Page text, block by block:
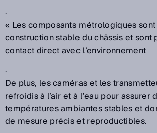
.
« Les composants métrologiques
construction stable du châssis et sont
contact direct avec l’environnement
.
De plus, les caméras et les
refroidis à l’air et à l’eau pour assurer
températures ambiantes stables et
de mesure précis et reproductibles.